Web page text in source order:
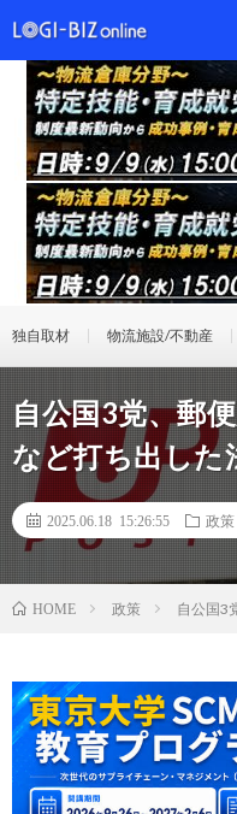
独自取材 物流施設/不動産
自公国3党、郵
など打ち出した
2025.06.18 15:26:55 政策
HOME 政策 自公国3